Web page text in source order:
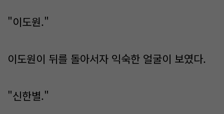
"이도원."
이도원이 뒤를 돌아서자 익숙한 얼굴이 보였다.
"신한별."